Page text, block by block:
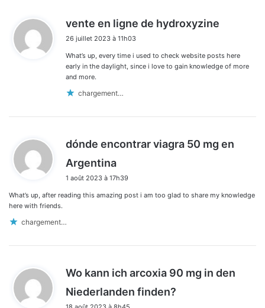
vente en ligne de hydroxyzine
:
26 juillet 2023 à 11h03
What’s up, every time i used to check website posts here
early in the daylight, since i love to gain knowledge of more
and more.
chargement…
dónde encontrar viagra 50 mg en
Argentina
t
1 août 2023 à 17h39
What’s up, after reading this amazing post i am too glad to share my knowledge
here with friends.
chargement…
Wo kann ich arcoxia 90 mg in den
Niederlanden finden?